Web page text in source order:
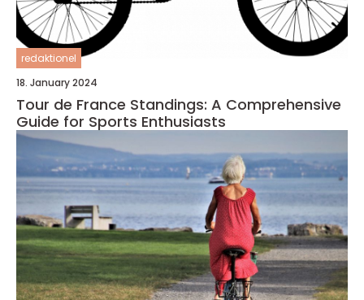
redaktionel
18. January 2024
Tour de France Standings: A Comprehensive
Guide for Sports Enthusiasts